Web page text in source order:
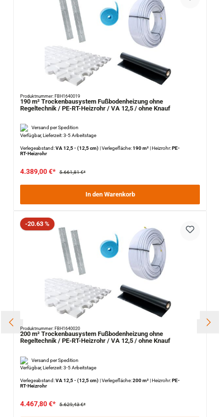
Produktnummer: FBH1640019
190 m² Trockenbausystem Fußbodenheizung ohne
Regeltechnik / PE-RT-Heizrohr / VA 12,5 / ohne Knauf
Versand per Spedition
Verfügbar, Lieferzeit: 3-5 Arbeitstage
Verlegeabstand:
VA 12,5 - (12,5 cm) |Verlegefläche:190 m²|Heizrohr:PE-
RT-Heizrohr
4.389,00 €* 5.661,81 €*
In den Warenkorb
Rabatt
-20.63 %
Produktnummer: FBH1640020
200 m² Trockenbausystem Fußbodenheizung ohne
Regeltechnik / PE-RT-Heizrohr / VA 12,5 / ohne Knauf
Versand per Spedition
Verfügbar, Lieferzeit: 3-5 Arbeitstage
Verlegeabstand:
VA 12,5 - (12,5 cm) |Verlegefläche:200 m²|Heizrohr:PE-
RT-Heizrohr
4.467,80 €* 5.629,43 €*